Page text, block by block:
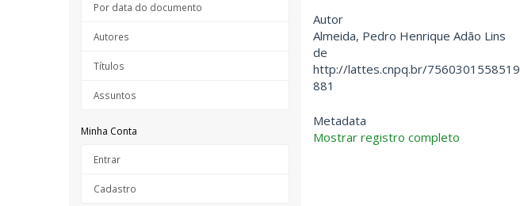
Por data do documento
Autores
Títulos
Assuntos
Minha Conta
Entrar
Cadastro
Autor
Almeida, Pedro Henrique Adão Lins
de
http://lattes.cnpq.br/7560301558519
881
Metadata
Mostrar registro completo